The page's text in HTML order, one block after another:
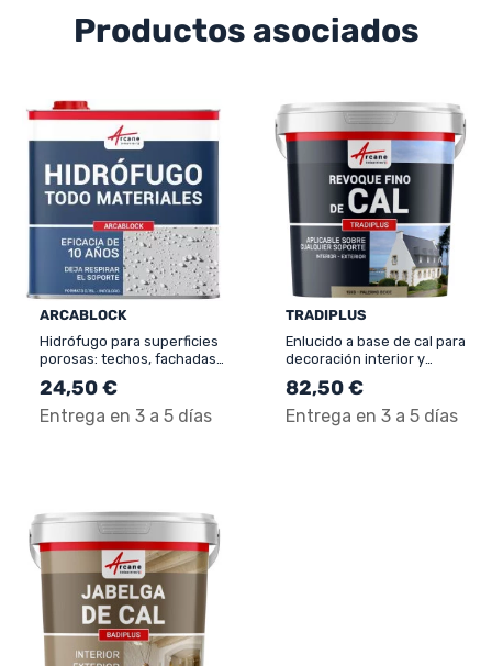
Productos asociados
ARCABLOCK
Hidrófugo para superficies
porosas: techos, fachadas,
24,50 €
Entrega en 3 a 5 días
TRADIPLUS
Enlucido a base de cal para
decoración interior y
82,50 €
Entrega en 3 a 5 días